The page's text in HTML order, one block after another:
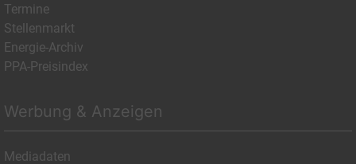
Termine
Stellenmarkt
Energie-Archiv
PPA-Preisindex
Werbung & Anzeigen
Mediadaten